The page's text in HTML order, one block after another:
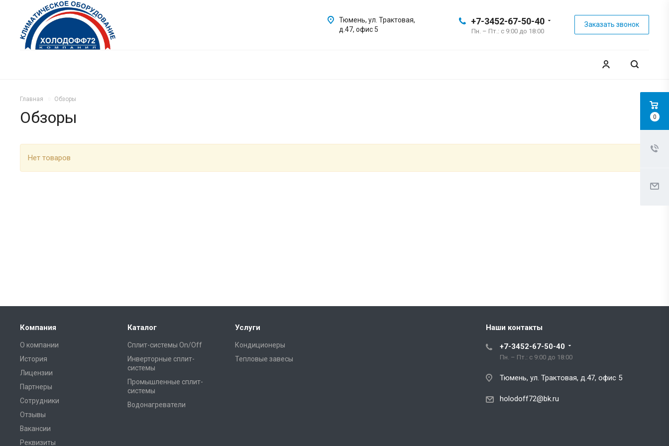
+7-3452-67-50-40
Пн. – Пт.: с 9:00 до 18:00
Заказать звонок
Тюмень, ул. Трактовая,
д.47, офис 5
Главная Обзоры
Обзоры
Нет товаров
Компания
О компании
История
Лицензии
Партнеры
Сотрудники
Отзывы
Вакансии
Реквизиты
Каталог
Сплит-системы On/Off
Инверторные сплит-
системы
Промышленные сплит-
системы
Водонагреватели
Услуги
Кондиционеры
Тепловые завесы
Наши контакты
+7-3452-67-50-40
Пн. – Пт.: с 9:00 до 18:00
Тюмень, ул. Трактовая, д.47, офис 5
holodoff72@bk.ru
0